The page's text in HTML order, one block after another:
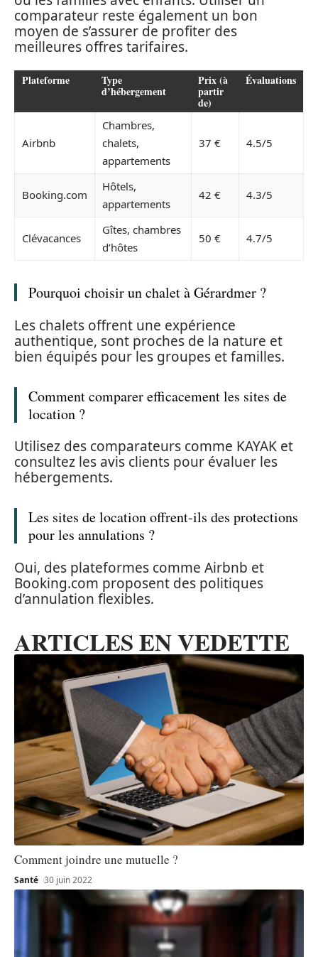
comparateur reste également un bon
moyen de s’assurer de profiter des
meilleures offres tarifaires.
Plateforme Type
d’hébergement
Prix (à
partir
de)
Évaluations
Airbnb
Chambres,
chalets,
appartements
37 € 4.5/5
Booking.com
Hôtels,
appartements
42 € 4.3/5
Clévacances
Gîtes, chambres
d’hôtes
50 € 4.7/5
Pourquoi choisir un chalet à Gérardmer ?
Les chalets offrent une expérience
authentique, sont proches de la nature et
bien équipés pour les groupes et familles.
Comment comparer efficacement les sites de
location ?
Utilisez des comparateurs comme KAYAK et
consultez les avis clients pour évaluer les
hébergements.
Les sites de location offrent-ils des protections
pour les annulations ?
Oui, des plateformes comme Airbnb et
Booking.com proposent des politiques
d’annulation flexibles.
ARTICLES EN VEDETTE
Comment joindre une mutuelle ?
Santé 30 juin 2022